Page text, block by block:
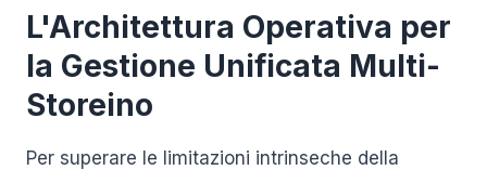
L'Architettura Operativa per
la Gestione Unificata Multi-
Storeino
Per superare le limitazioni intrinseche della